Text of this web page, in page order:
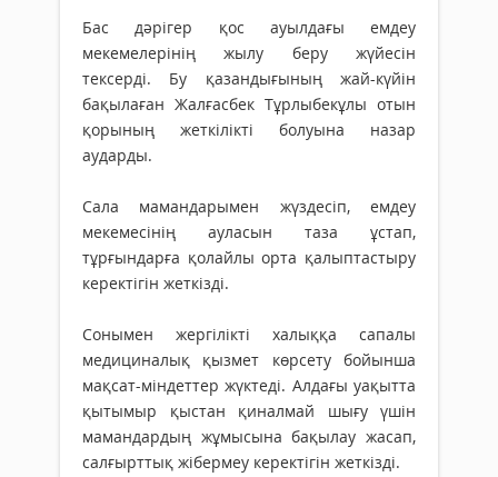
Бас дәрігер қос ауылдағы емдеу
мекемелерінің жылу беру жүйесін
тексерді. Бу қазандығының жай-күйін
бақылаған Жалғасбек Тұрлыбекұлы отын
қорының жеткілікті болуына назар
аударды.
Сала мамандарымен жүздесіп, емдеу
мекемесінің ауласын таза ұстап,
тұрғындарға қолайлы орта қалыптастыру
керектігін жеткізді.
Сонымен жергілікті халыққа сапалы
медициналық қызмет көрсету бойынша
мақсат-міндеттер жүктеді. Алдағы уақытта
қытымыр қыстан қиналмай шығу үшін
мамандардың жұмысына бақылау жасап,
салғырттық жібермеу керектігін жеткізді.